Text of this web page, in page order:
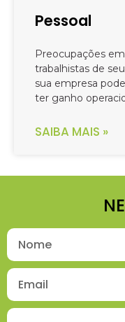
Pessoal
Preocupações
trabalhistas de
sua empresa
ter ganho
SAIBA MAIS »